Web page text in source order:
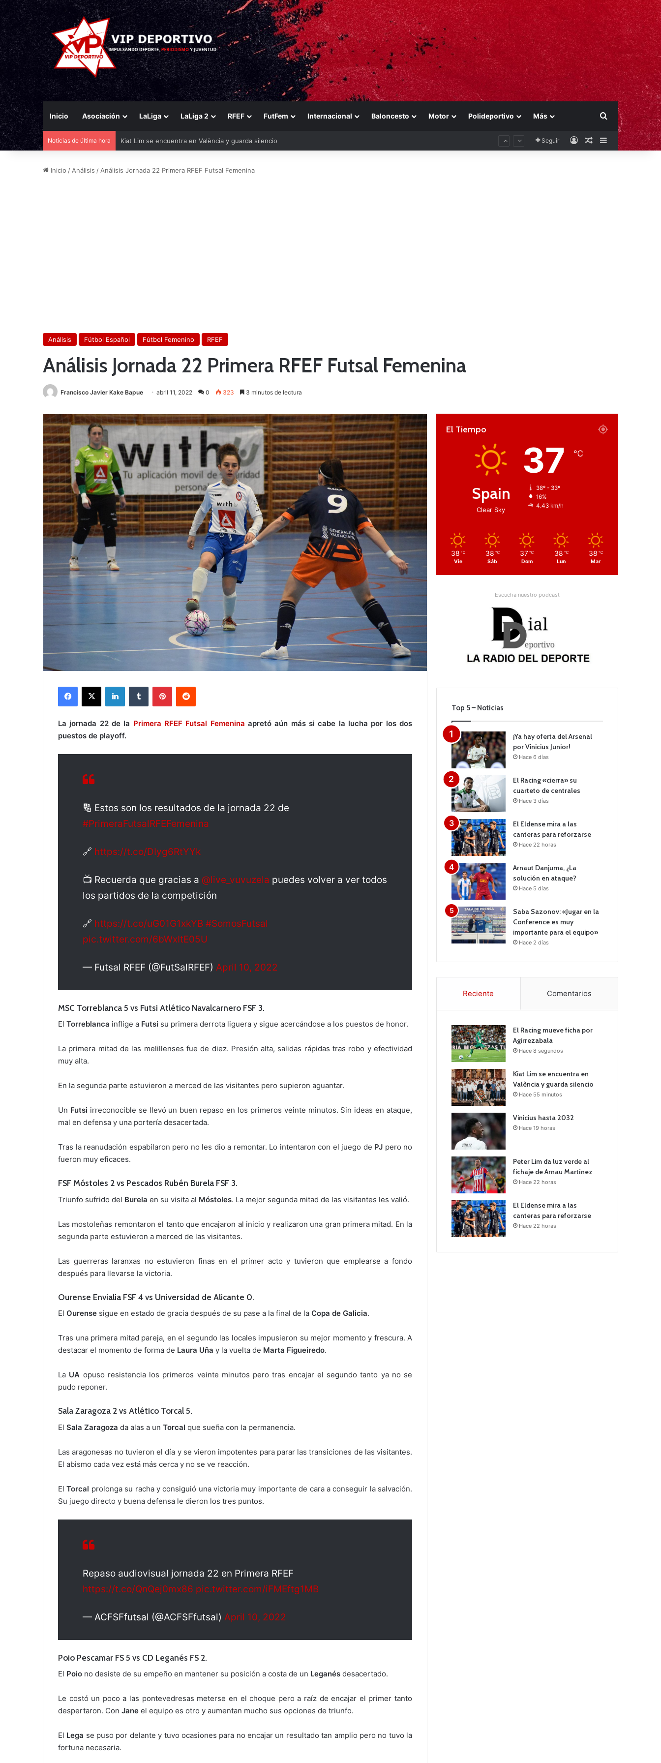
Inicio Asociación LaLiga LaLiga 2 RFEF FutFem Internacional Baloncesto Motor Polideportivo Más Buscar por
Noticias de última hora Vinicius hasta 2032 Seguir AccesoPublicación al
Barra lateral
Inicio / Análisis / Análisis Jornada 22 Primera RFEF Futsal Femenina
Análisis Fútbol Español Fútbol Femenino RFEF
Análisis Jornada 22 Primera RFEF Futsal Femenina
Francisco Javier Kake Bapue abril 11, 2022 0 323 3 minutos de lectura
La jornada 22 de la Primera RFEF Futsal Femenina apretó aún más si cabe la lucha por los dos
puestos de playoff.
🔢 Estos son los resultados de la jornada 22 de
#PrimeraFutsalRFEFemenina
🔗 https://t.co/DIyg6RtYYk
📺 Recuerda que gracias a @live_vuvuzela puedes volver a ver todos
los partidos de la competición
🔗 https://t.co/uG01G1xkYB #SomosFutsal
pic.twitter.com/6bWxItE05U
— Futsal RFEF (@FutSalRFEF) April 10, 2022
MSC Torreblanca 5 vs Futsi Atlético Navalcarnero FSF 3.
El Torreblanca inflige a Futsi su primera derrota liguera y sigue acercándose a los puestos de honor.
La primera mitad de las melillenses fue de diez. Presión alta, salidas rápidas tras robo y efectividad
muy alta.
En la segunda parte estuvieron a merced de las visitantes pero supieron aguantar.
Un Futsi irreconocible se llevó un buen repaso en los primeros veinte minutos. Sin ideas en ataque,
mal en defensa y una portería desacertada.
Tras la reanudación espabilaron pero no les dio a remontar. Lo intentaron con el juego de PJ pero no
fueron muy eficaces.
FSF Móstoles 2 vs Pescados Rubén Burela FSF 3.
Triunfo sufrido del Burela en su visita al Móstoles. La mejor segunda mitad de las visitantes les valió.
Las mostoleñas remontaron el tanto que encajaron al inicio y realizaron una gran primera mitad. En la
segunda parte estuvieron a merced de las visitantes.
Las guerreras laranxas no estuvieron finas en el primer acto y tuvieron que emplearse a fondo
después para llevarse la victoria.
Ourense Envialia FSF 4 vs Universidad de Alicante 0.
El Ourense sigue en estado de gracia después de su pase a la final de la Copa de Galicia.
Tras una primera mitad pareja, en el segundo las locales impusieron su mejor momento y frescura. A
destacar el momento de forma de Laura Uña y la vuelta de Marta Figueiredo.
La UA opuso resistencia los primeros veinte minutos pero tras encajar el segundo tanto ya no se
pudo reponer.
Sala Zaragoza 2 vs Atlético Torcal 5.
El Sala Zaragoza da alas a un Torcal que sueña con la permanencia.
Las aragonesas no tuvieron el día y se vieron impotentes para parar las transiciones de las visitantes.
El abismo cada vez está más cerca y no se ve reacción.
ElTorcal prolonga su racha y consiguió una victoria muy importante de cara a conseguir la salvación.
Su juego directo y buena defensa le dieron los tres puntos.
Repaso audiovisual jornada 22 en Primera RFEF
https://t.co/QnQej0mx86 pic.twitter.com/iFMEftg1MB
— ACFSFfutsal (@ACFSFfutsal) April 10, 2022
Poio Pescamar FS 5 vs CD Leganés FS 2.
El Poio no desiste de su empeño en mantener su posición a costa de un Leganés desacertado.
Le costó un poco a las pontevedresas meterse en el choque pero a raíz de encajar el primer tanto
despertaron. Con Jane el equipo es otro y aumentan mucho sus opciones de triunfo.
El Lega se puso por delante y tuvo ocasiones para no encajar un resultado tan amplio pero no tuvo la
fortuna necesaria.
El Tiempo
Spain
Clear Sky
37 ℃
38º - 33º
16%
4.43 km/h
38 ℃
Vie
38 ℃
Sáb
37 ℃
Dom
38 ℃
Lun
38 ℃
Mar
Escucha nuestro podcast
Top 5 – Noticias
¡Ya hay oferta del Arsenal
por Vinicius Junior!
Hace 6 días
El Racing «cierra» su
cuarteto de centrales
Hace 3 días
El Eldense mira a las
canteras para reforzarse
Hace 22 horas
Arnaut Danjuma, ¿La
solución en ataque?
Hace 5 días
Saba Sazonov: «Jugar en la
Conference es muy
importante para el equipo»
Hace 2 días
Reciente Comentarios
El Racing mueve ficha por
Agirrezabala
Hace 8 segundos
Kiat Lim se encuentra en
València y guarda silencio
Hace 55 minutos
Vinicius hasta 2032
Hace 19 horas
Peter Lim da luz verde al
fichaje de Arnau Martínez
Hace 22 horas
El Eldense mira a las
canteras para reforzarse
Hace 22 horas